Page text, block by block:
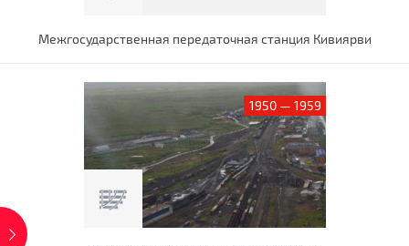
Межгосударственная передаточная станция Кивиярви
1950 — 1959